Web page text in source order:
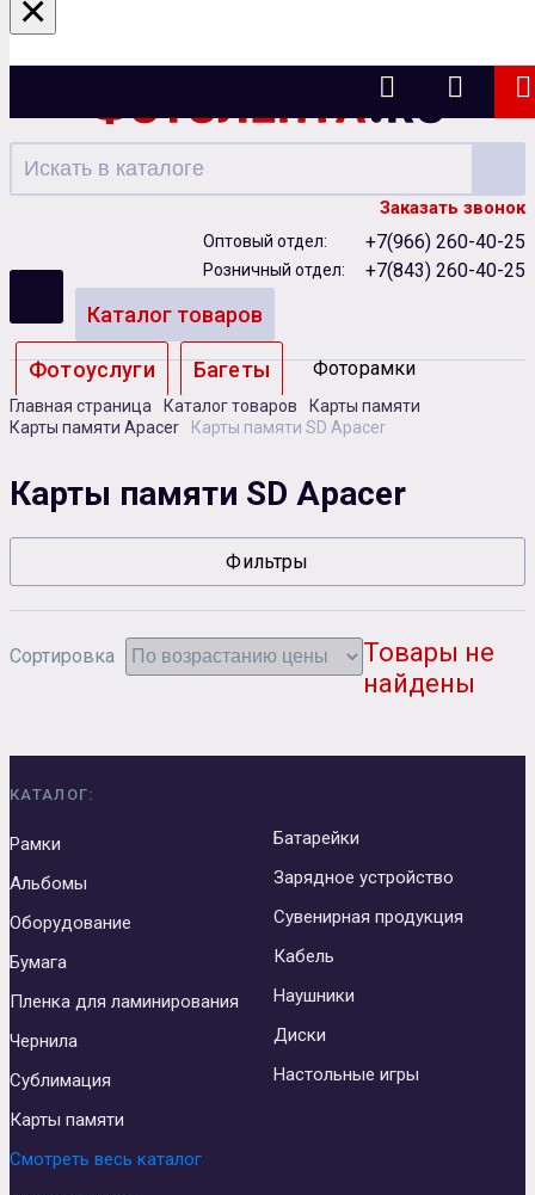
Казань
Заказать звонок
Оптовый отдел: +7(966) 260-40-25
Розничный отдел: +7(843) 260-40-25
Каталог товаров
Фотоуслуги Багеты Фоторамки
Альбомы
Карты памяти
Сувенирная продукция Зарядные устройства
Аксессуары
Главная страница Каталог товаров
Карты памяти
Карты памяти Apacer
Карты памяти SD Apacer
Карты памяти SD Apacer
Фильтры
Сортировка
Товары не
найдены
КАТАЛОГ:
Рамки
Альбомы
Оборудование
Бумага
Пленка для ламинирования
Чернила
Сублимация
Карты памяти
Батарейки
Зарядное устройство
Сувенирная продукция
Кабель
Наушники
Диски
Настольные игры
Смотреть весь каталог
×